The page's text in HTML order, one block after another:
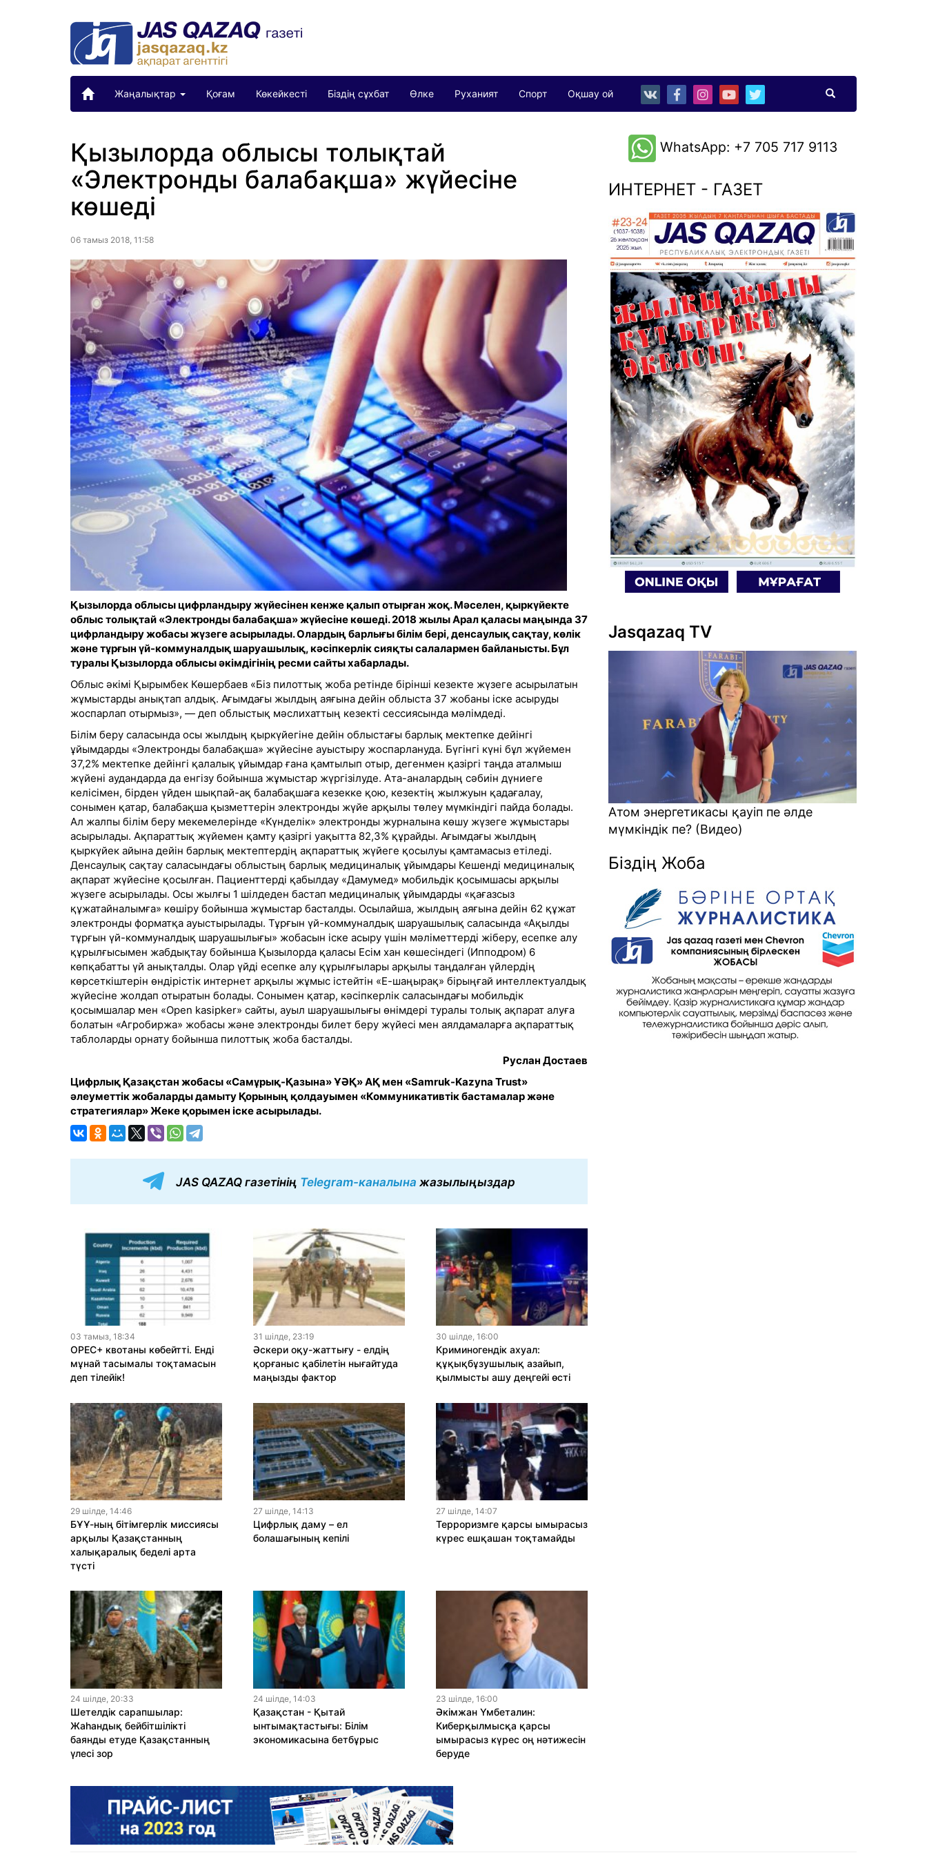
Жаңалықтар Қоғам Көкейкесті Біздің сұхбат Өлке Руханият Спорт Оқшау ой
Қызылорда облысы толықтай
«Электронды балабақша» жүйесіне
көшеді
06 тамыз 2018, 11:58
Қызылорда облысы цифрландыру жүйесінен кенже қалып отырған жоқ. Мәселен, қыркүйекте
облыс толықтай «Электронды балабақша» жүйесіне көшеді. 2018 жылы Арал қаласы маңында 37
цифрландыру жобасыжүзеге асырылады. Олардың барлығы білім бері, денсаулық сақтау, көлік
және тұрғын үй-коммуналдық шаруашылық, кәсіпкерлік сияқты салалармен байланысты. Бұл
туралы Қызылорда облысы әкімдігінің ресми сайты хабарлады.
Облыс әкімі Қырымбек Көшербаев «Біз пилоттық жоба ретінде бірінші кезекте жүзеге асырылатын
жұмыстарды анықтап алдық. Ағымдағы жылдың аяғына дейін облыста 37 жобаны іске асыруды
жоспарлап отырмыз», — деп облыстық мәслихаттың кезекті сессиясында мәлімдеді.
Білім беру саласында осы жылдың қыркүйегіне дейін облыстағы барлық мектепке дейінгі
ұйымдарды «Электронды балабақша» жүйесіне ауыстыру жоспарлануда. Бүгінгі күні бұл жүйемен
37,2% мектепке дейінгі қалалық ұйымдар ғана қамтылып отыр, дегенмен қазіргі таңда аталмыш
жүйені аудандарда да енгізу бойынша жұмыстар жүргізілуде. Ата-аналардың сәбиін дүниеге
келісімен, бірден үйден шықпай-ақ балабақшаға кезекке қою, кезектің жылжуын қадағалау,
сонымен қатар, балабақша қызметтерін электронды жүйе арқылы төлеу мүмкіндігі пайда болады.
Ал жалпы білім беру мекемелерінде «Күнделік» электронды журналына көшу жүзеге жұмыстары
асырылады. Ақпараттық жүйемен қамту қазіргі уақытта 82,3% құрайды. Ағымдағы жылдың
қыркүйек айына дейін барлық мектептердің ақпараттық жүйеге қосылуы қамтамасыз етіледі.
Денсаулық сақтау саласындағы облыстың барлық медициналық ұйымдары Кешенді медициналық
ақпарат жүйесіне қосылған. Пациенттерді қабылдау «Дамумед» мобильдік қосымшасы арқылы
жүзеге асырылады. Осы жылғы 1 шілдеден бастап медициналық ұйымдарды «қағазсыз
құжатайналымға» көшіру бойынша жұмыстар басталды. Осылайша, жылдың аяғына дейін 62 құжат
электронды форматқа ауыстырылады. Тұрғын үй-коммуналдық шаруашылық саласында «Ақылды
тұрғын үй-коммуналдық шаруашылығы» жобасын іске асыру үшін мәліметтерді жіберу, есепке алу
құрылғысымен жабдықтау бойынша Қызылорда қаласы Есім хан көшесіндегі (Ипподром) 6
көпқабатты үй анықталды. Олар үйді есепке алу құрылғылары арқылы таңдалған үйлердің
көрсеткіштерін өндірістік интернет арқылы жұмыс істейтін «Е-шаңырақ» бірыңғай интеллектуалдық
жүйесіне жолдап отыратын болады. Сонымен қатар, кәсіпкерлік саласындағы мобильдік
қосымшалар мен «Open kasipker» сайты, ауыл шаруашылығы өнімдері туралы толық ақпарат алуға
болатын «Агробиржа» жобасы және электронды билет беру жүйесі мен аялдамаларға ақпараттық
таблоларды орнату бойынша пилоттық жоба басталды.
Руслан Достаев
Цифрлық Қазақстан жобасы «Самұрық-Қазына» ҰӘҚ» АҚ мен «Samruk-Kazyna Trust»
әлеуметтік жобаларды дамыту Қорының қолдауымен «Коммуникативтік бастамалар және
стратегиялар» Жеке қорымен іске асырылады.
JAS QAZAQ газетінің Telegram-каналына жазылыңыздар
03 тамыз, 18:34
OPEC+ квотаны көбейтті. Енді
мұнай тасымалы тоқтамасын
деп тілейік!
31 шiлде, 23:19
Әскери оқу-жаттығу - елдің
қорғаныс қабілетін нығайтуда
маңызды фактор
30 шiлде, 16:00
Криминогендік ахуал:
құқықбұзушылық азайып,
қылмысты ашу деңгейі өсті
29 шiлде, 14:46
БҰҰ-ның бітімгерлік миссиясы
арқылы Қазақстанның
халықаралық беделі арта
түсті
27 шiлде, 14:13
Цифрлық даму – ел
болашағының кепілі
27 шiлде, 14:07
Терроризмге қарсы ымырасыз
күрес ешқашан тоқтамайды
24 шiлде, 20:33
Шетелдік сарапшылар:
Жаһандық бейбітшілікті
баянды етуде Қазақстанның
үлесі зор
24 шiлде, 14:03
Қазақстан - Қытай
ынтымақтастығы: Білім
экономикасына бетбұрыс
23 шiлде, 16:00
Әкімжан Үмбеталин:
Киберқылмысқа қарсы
ымырасыз күрес оң нәтижесін
беруде
WhatsApp: +7 705 717 9113
ИНТЕРНЕТ - ГАЗЕТ
Jasqazaq TV
Атом энергетикасы қауіп пе әлде
мүмкіндік пе? (Видео)
Алаяқтарға кеткен ақшаны қалай
қайтарамыз? (Видео)
Біздің Жоба